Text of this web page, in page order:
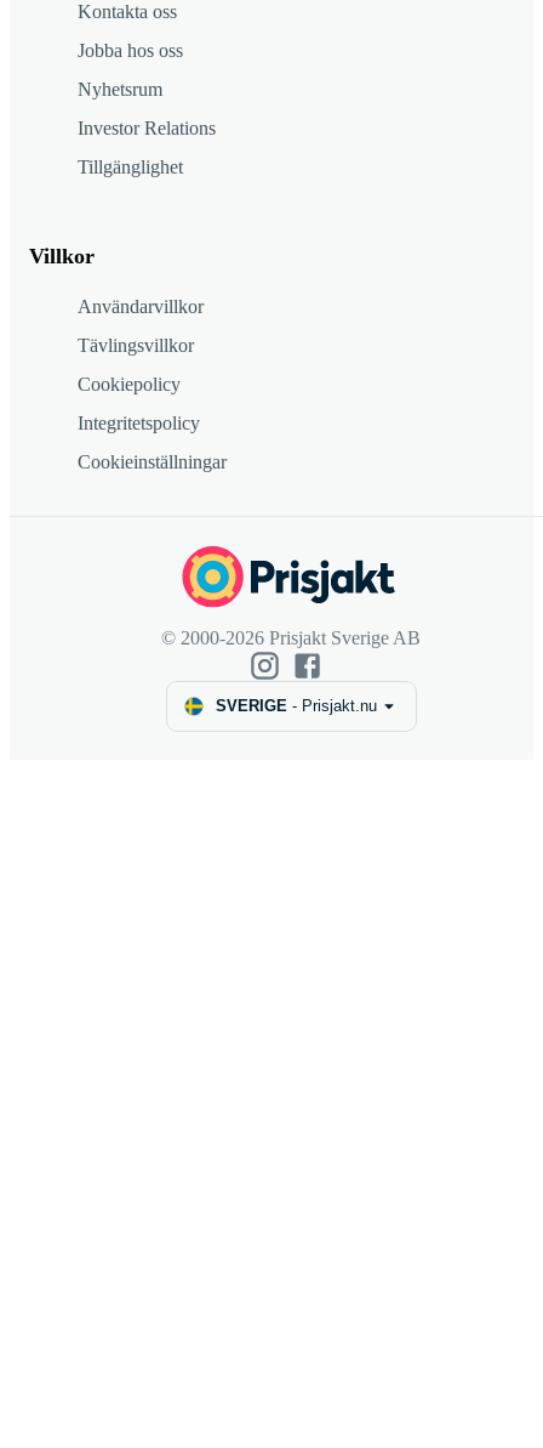
Kontakta oss
Jobba hos oss
Nyhetsrum
Investor Relations
Tillgänglighet
Villkor
Användarvillkor
Tävlingsvillkor
Cookiepolicy
Integritetspolicy
Cookieinställningar
© 2000-2026 Prisjakt Sverige AB
SVERIGE- Prisjakt.nu